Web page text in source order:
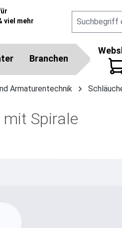
viel mehr
Branchen
Armaturentechnik
Spirale